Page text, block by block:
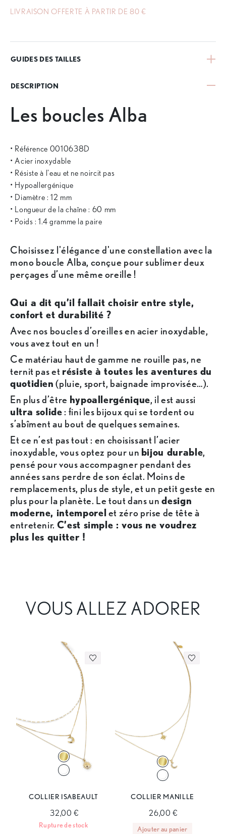
LIVRAISON OFFERTE À PARTIR DE 80 €
GUIDES DES TAILLES
DESCRIPTION
Les boucles Alba
• Référence 0010638D
• Acier inoxydable
• Résiste à l'eau et ne noircit pas
• Hypoallergénique
• Diamètre : 12 mm
• Longueur de la chaîne : 60 mm
• Poids : 1.4 gramme la paire
Choisissez l'élégance d'une constellation avec la
mono boucle Alba, conçue pour sublimer deux
perçages d’une même oreille !
Qui a dit qu’il fallait choisir entre style,
confort et durabilité ?
Avec nos boucles d’oreilles en acier inoxydable,
vous avez tout en un !
Ce matériau haut de gamme ne rouille pas, ne
ternit pas et résiste à toutes les aventures du
quotidien (pluie, sport, baignade improvisée…).
En plus d’être hypoallergénique, il est aussi
ultra solide : fini les bijoux qui se tordent ou
s’abîment au bout de quelques semaines.
Et ce n’est pas tout : en choisissant l’acier
inoxydable, vous optez pour un bijou durable,
pensé pour vous accompagner pendant des
années sans perdre de son éclat. Moins de
remplacements, plus de style, et un petit geste en
plus pour la planète. Le tout dans undesign
moderne, intemporelet zéro prise de tête à
entretenir. C’est simple : vous ne voudrez
plus les quitter !
VOUS ALLEZ ADORER
COLLIER ISABEAULT
32,00 €
Rupture de stock
COLLIER MANILLE
26,00 €
Ajouter au panier